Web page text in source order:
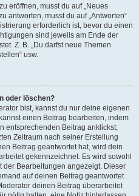
eröffnen, musst du auf „Neues
antworten, musst du auf „Antworten“
erforderlich ist, bevor du einen
sind jeweils am Ende der
Z. B. „Du darfst neue Themen
usw.
oder löschen?
bist, kannst du nur deine eigenen
einen Beitrag bearbeiten, indem
entsprechenden Beitrag anklickst;
Zeitraum nach seiner Erstellung
Beitrag geantwortet hat, wird dein
gekennzeichnet. Es wird sowohl
der Bearbeitungen angezeigt. Dieser
auf deinen Beitrag geantwortet
deinen Beitrag überarbeitet